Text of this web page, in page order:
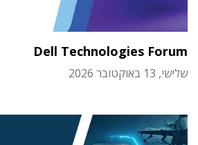
Dell Technologies Forum
שלישי, 13 באוקטובר 2026